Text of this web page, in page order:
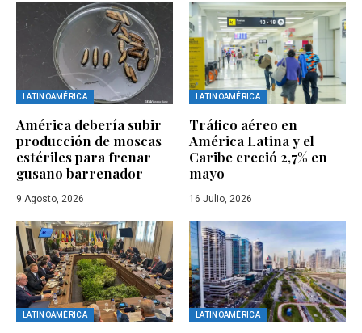
LATINOAMÉRICA
América debería subir
producción de moscas
estériles para frenar
gusano barrenador
9 Agosto, 2026
LATINOAMÉRICA
Tráfico aéreo en
América Latina y el
Caribe creció 2,7% en
mayo
16 Julio, 2026
LATINOAMÉRICA LATINOAMÉRICA